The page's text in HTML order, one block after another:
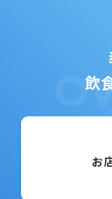
飲
お